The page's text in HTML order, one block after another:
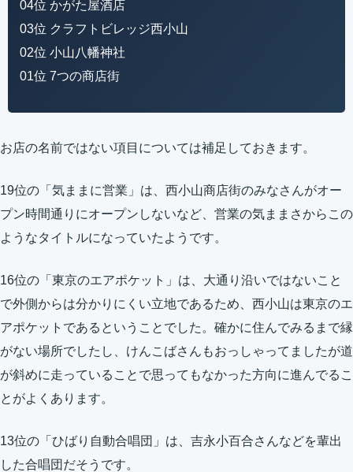
04位 かがた屋酒店
03位 クラフトビレッジ西小山
02位 小山八幡神社
01位 7つの商店街
お店の名前ではない項目については補足しておきます。
19位の「気ままに営業」は、西小山商店街のみなさんがオー
プン時間通りにオープンしないなど、営業の気ままさからこの
ようなタイトルになっていたようです。
16位の「東京のエアポケット」は、大通り沿いではないこと
で外側からは分かりにくい立地であるため、西小山は東京のエ
アポケットであるということでした。確かに住んでみるまで縁
がない場所でしたし、けんこばさんもおっしゃってましたが道
が斜めに走っていることで思ってもなかった方向に進んでるこ
とがよくあります。
13位の「ひばり自動合唱団」は、吉永小百合さんなどを輩出
した合唱団だそうです。